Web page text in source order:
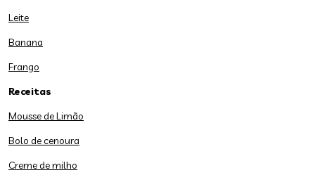
Leite
Banana
Frango
Receitas
Mousse de Limão
Bolo de cenoura
Creme de milho